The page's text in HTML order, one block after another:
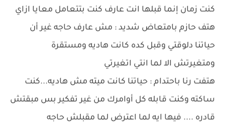
كنت زمان إنما قبلها انت عارف كنت بتتعامل معايا ازاي
هتف حازم بامتعاض شديد : مش عارف حاجه غير أن
حياتنا دلوقتي وقبل كده كانت هاديه ومستقرة
ومتغيرتش الا لما انتي اتغيرتي
هتفت رنا باحتدام : حياتنا كانت ميته مش هاديه...كنت
ساكته وكنت قابله كل أوامرك من غير تفكير بس مبقتش
قادره .... فيها ايه لما اعترض لما مقبلش حاجه